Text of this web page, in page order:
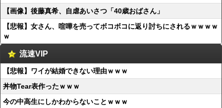
【画像】後藤真希、自虐あいさつ「40歳おばさん」
【悲報】女さん、喧嘩を売ってボコボコに返り討ちにされるｗｗｗｗ
ｗ
流速VIP
【悲報】ワイが結婚できない理由ｗｗｗ
丼物Tear表作ったｗｗｗ
今の中高生にしかわからないことｗｗｗ